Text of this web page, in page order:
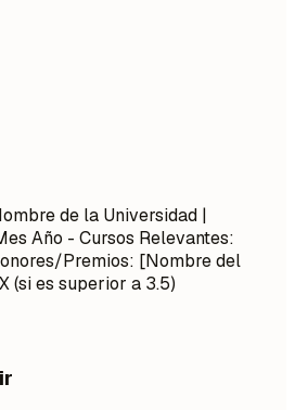
de la Universidad |
Año - Cursos Relevantes:
Premios: [Nombre del
(si es superior a 3.5)